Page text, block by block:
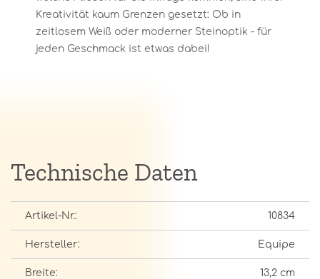
Kreativität kaum Grenzen gesetzt: Ob in
zeitlosem Weiß oder moderner Steinoptik - für
jeden Geschmack ist etwas dabei!
Technische Daten
Artikel-Nr.: 10834
Hersteller: Equipe
Breite: 13,2 cm